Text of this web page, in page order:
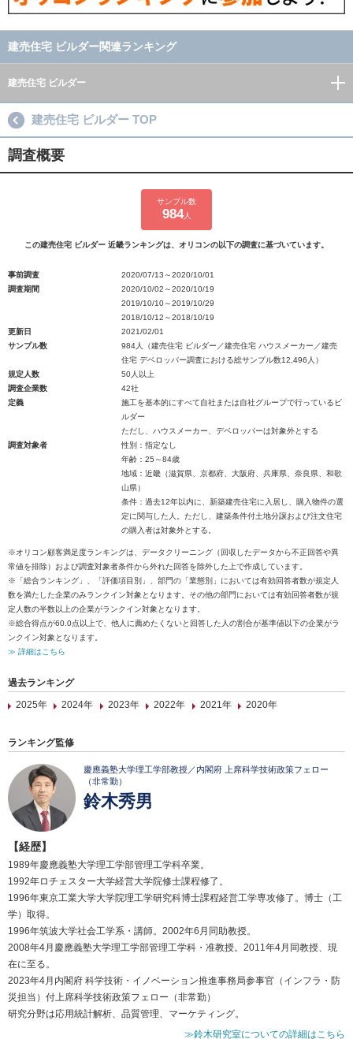
建売住宅 ビルダー関連ランキング
建売住宅 ビルダー
建売住宅 ビルダー TOP
調査概要
サンプル数
984人
この建売住宅 ビルダー 近畿ランキングは、オリコンの以下の調査に基づいています。
事前調査
2020/07/13～2020/10/01
調査期間
2020/10/02～2020/10/19
2019/10/10～2019/10/29
2018/10/12～2018/10/19
更新日
2021/02/01
サンプル数
984人（建売住宅 ビルダー／建売住宅 ハウスメーカー／建売
住宅 デベロッパー調査における総サンプル数12,496人）
規定人数
50人以上
調査企業数
42社
定義
施工を基本的にすべて自社または自社グループで行っているビ
ルダー
ただし、ハウスメーカー、デベロッパーは対象外とする
調査対象者
性別：指定なし
年齢：25～84歳
地域：近畿（滋賀県、京都府、大阪府、兵庫県、奈良県、和歌
山県）
条件：過去12年以内に、新築建売住宅に入居し、購入物件の選
定に関与した人。ただし、建築条件付土地分譲および注文住宅
の購入者は対象外とする。
※オリコン顧客満足度ランキングは、データクリーニング（回収したデータから不正回答や異
常値を排除）および調査対象者条件から外れた回答を除外した上で作成しています。
※「総合ランキング」、「評価項目別」、部門の「業態別」においては有効回答者数が規定人
数を満たした企業のみランクイン対象となります。その他の部門においては有効回答者数が規
定人数の半数以上の企業がランクイン対象となります。
※総合得点が60.0点以上で、他人に薦めたくないと回答した人の割合が基準値以下の企業がラ
ンクイン対象となります。
≫ 詳細はこちら
過去ランキング
2025年
2024年 2023年 2022年 2021年 2020年
ランキング監修
慶應義塾大学理工学部教授／内閣府 上席科学技術政策フェロー
（非常勤）
鈴木秀男
【経歴】
1989年慶應義塾大学理工学部管理工学科卒業。
1992年ロチェスター大学経営大学院修士課程修了。
1996年東京工業大学大学院理工学研究科博士課程経営工学専攻修了。博士（工
学）取得。
1996年筑波大学社会工学系・講師。2002年6月同助教授。
2008年4月慶應義塾大学理工学部管理工学科・准教授。2011年4月同教授、現
在に至る。
2023年4月内閣府 科学技術・イノベーション推進事務局参事官（インフラ・防
災担当）付上席科学技術政策フェロー（非常勤）
研究分野は応用統計解析、品質管理、マーケティング。
≫鈴木研究室についての詳細はこちら